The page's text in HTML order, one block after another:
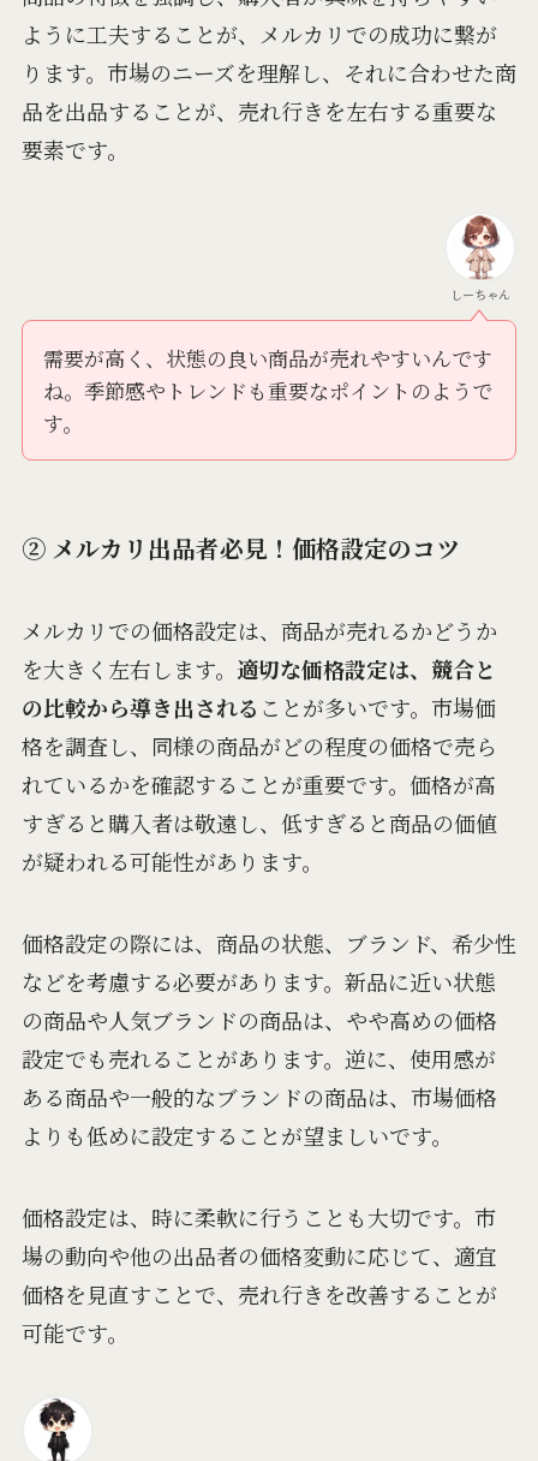
ように工夫することが、メルカリでの成功に繋が
ります。市場のニーズを理解し、それに合わせた商
品を出品することが、売れ行きを左右する重要な
要素です。
しーちゃん
需要が高く、状態の良い商品が売れやすいんです
ね。季節感やトレンドも重要なポイントのようで
す。
② メルカリ出品者必見！価格設定のコツ
メルカリでの価格設定は、商品が売れるかどうか
を大きく左右します。 適切な価格設定は、競合と
の比較から導き出される ことが多いです。市場価
格を調査し、同様の商品がどの程度の価格で売ら
れているかを確認することが重要です。価格が高
すぎると購入者は敬遠し、低すぎると商品の価値
が疑われる可能性があります。
価格設定の際には、商品の状態、ブランド、希少性
などを考慮する必要があります。新品に近い状態
の商品や人気ブランドの商品は、やや高めの価格
設定でも売れることがあります。逆に、使用感が
ある商品や一般的なブランドの商品は、市場価格
よりも低めに設定することが望ましいです。
価格設定は、時に柔軟に行うことも大切です。市
場の動向や他の出品者の価格変動に応じて、適宜
価格を見直すことで、売れ行きを改善することが
可能です。